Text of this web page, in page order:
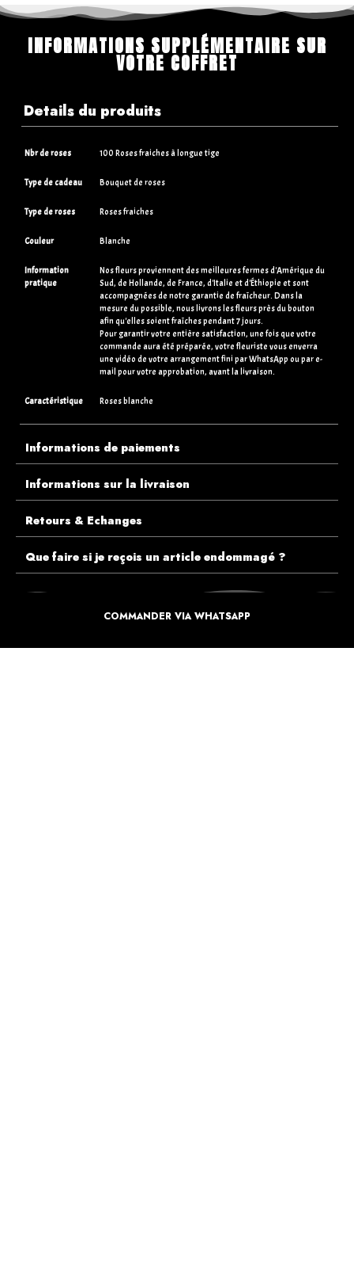
INFORMATIONS SUPPLÉMENTAIRE SUR
VOTRE COFFRET
Details du produits
Nbr de roses 100 Roses fraiches à longue tige
Type de cadeau Bouquet de roses
Type de roses Roses fraiches
Couleur Blanche
Information
pratique
Nos fleurs proviennent des meilleures fermes d'Amérique du
Sud, de Hollande, de France, d'Italie et d'Éthiopie et sont
accompagnées de notre garantie de fraîcheur. Dans la
mesure du possible, nous livrons les fleurs près du bouton
afin qu'elles soient fraîches pendant 7 jours.
Pour garantir votre entière satisfaction, une fois que votre
commande aura été préparée, votre fleuriste vous enverra
une vidéo de votre arrangement fini par WhatsApp ou par e-
mail pour votre approbation, avant la livraison.
Caractéristique Roses blanche
Informations de paiements
Informations sur la livraison
Retours & Echanges
Que faire si je reçois un article endommagé ?
COMMANDER VIA WHATSAPP